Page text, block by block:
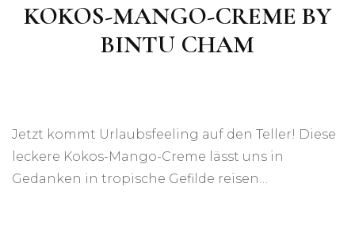
KOKOS-MANGO-CREME BY
BINTU CHAM
Jetzt kommt Urlaubsfeeling auf den Teller! Diese
leckere Kokos-Mango-Creme lässt uns in
Gedanken in tropische Gefilde reisen…